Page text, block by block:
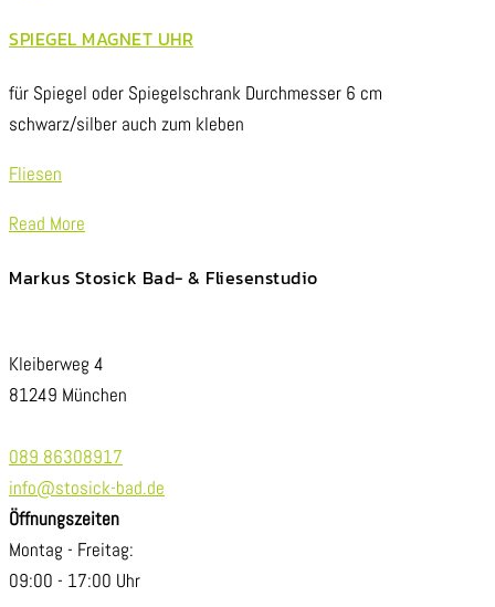
SPIEGEL MAGNET UHR
für Spiegel oder Spiegelschrank Durchmesser 6 cm
schwarz/silber auch zum kleben
Fliesen
Read More
Markus Stosick Bad- & Fliesenstudio
Kleiberweg 4
81249 München
089 86308917
info@stosick-bad.de
Öffnungszeiten
Montag - Freitag:
09:00 - 17:00 Uhr